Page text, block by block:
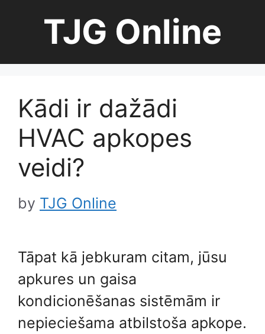
TJG Online
Kādi ir dažādi
HVAC apkopes
veidi?
by TJG Online
Tāpat kā jebkuram citam, jūsu
apkures un gaisa
kondicionēšanas sistēmām ir
nepieciešama atbilstoša apkope.